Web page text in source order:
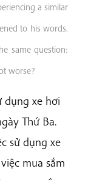
a similar
to his words.
same question:
worse?
dụng xe hơi
Thứ Ba.
sử dụng xe
mua sắm